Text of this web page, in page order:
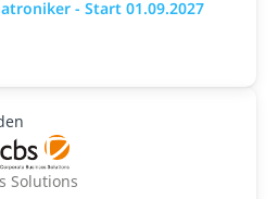
- Start 01.09.2027
Solutions